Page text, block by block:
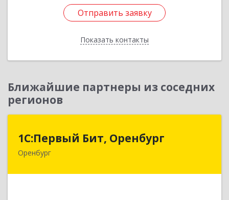
Отправить заявку
Показать контакты
Отправить заявку
Назад
Ближайшие партнеры из соседних
регионов
1С:Первый Бит, Оренбург
Оренбург
1С:Первый Бит, Оренбург
460044, Оренбургская обл, Оренбург, Березка